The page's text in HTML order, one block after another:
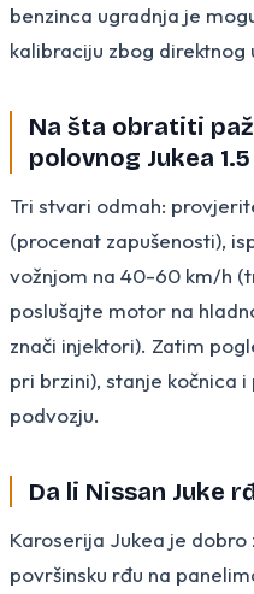
benzinca ugradnja je
kalibraciju zbog direktnog
Na šta obratiti
polovnog Jukea
Tri stvari odmah:
(procenat zapušenosti),
vožnjom na 40-60 km/h
poslušajte motor na
znači injektori). Zatim
pri brzini), stanje kočnica
podvozju.
Da li Nissan Juke
Karoserija Jukea je
površinsku rđu na